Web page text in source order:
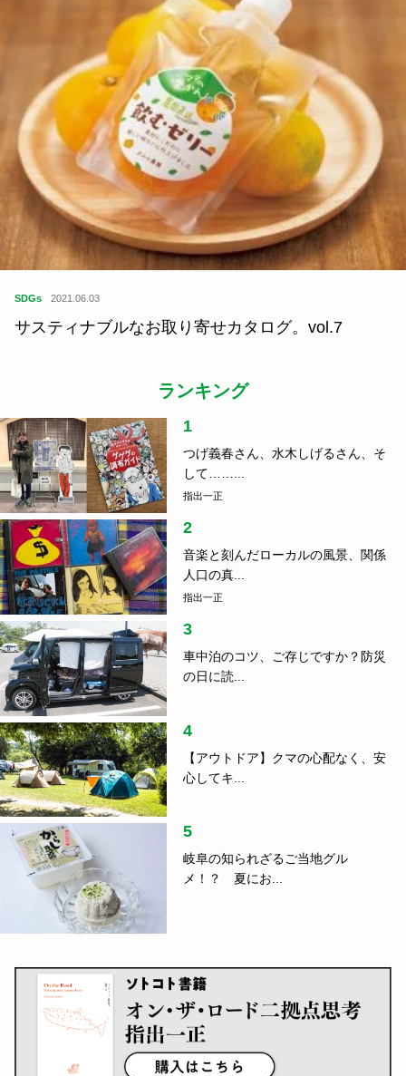
SDGs 2021.06.03
サスティナブルなお取り寄せカタログ。vol.7
ランキング
1
つげ義春さん、水木しげるさん、そ
して……...
指出一正
2
音楽と刻んだローカルの風景、関係
人口の真...
指出一正
3
車中泊のコツ、ご存じですか？防災
の日に読...
4
【アウトドア】クマの心配なく、安
心してキ...
5
岐阜の知られざるご当地グル
メ！？ 夏にお...